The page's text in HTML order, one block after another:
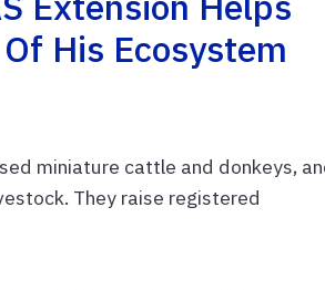
His Ecosystem
miniature cattle and donkeys,
They raise registered